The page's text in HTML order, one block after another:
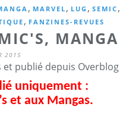
, MARVEL , LUG , SEMIC ,
, FANZINES-REVUES
MANGA
2015
et publié depuis Overblog
uniquement :
et aux Mangas.